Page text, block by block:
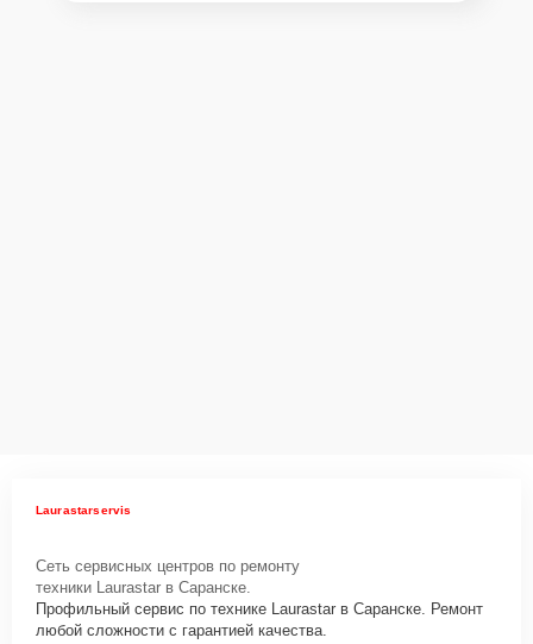
Laurastarservis
Сеть сервисных центров по ремонту
техники Laurastar в Саранске.
Профильный сервис по технике Laurastar в Саранске. Ремонт
любой сложности с гарантией качества.